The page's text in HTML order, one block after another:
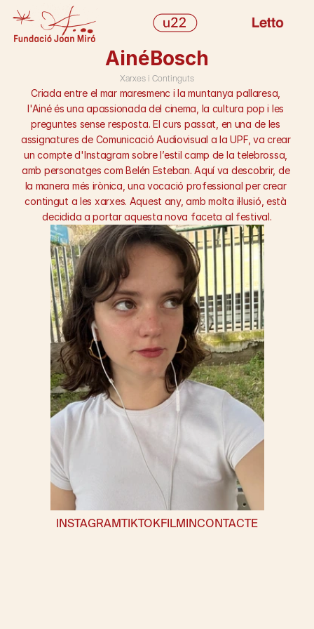
INSTAGRAMTWITTERTIKTOKFILMIN
PROGRAMACIÓ
EQUIP
HISTÒRIC
BLOG
PRESS KIT
CONTACTE
info@u22.me
Select Language
AinéBosch
Xarxes i Continguts
Criada entre el mar maresmenc i la muntanya pallaresa,
l'Ainé és una apassionada del cinema, la cultura pop i les
preguntes sense resposta. El curs passat, en una de les
assignatures de Comunicació Audiovisual a la UPF, va crear
un compte d'Instagram sobre l’estil camp de la telebrossa,
amb personatges com Belén Esteban. Aquí va descobrir, de
la manera més irònica, una vocació professional per crear
contingut a les xarxes. Aquest any, amb molta il·lusió, està
decidida a portar aquesta nova faceta al festival.
INSTAGRAMTIKTOKFILMINCONTACTE